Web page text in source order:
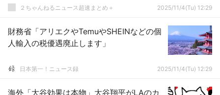
ない２ちゃんねるニュース超速まとめ＋ 2025/11/4(Tu) 12:29
財務省「アリエクやTemuやSHEINなどの個
人輸入の税優遇廃止します」
日本第一！ニュース録 2025/11/4(Tu) 12:29
海外「大谷効果は本物」大谷翔平がLAのカ